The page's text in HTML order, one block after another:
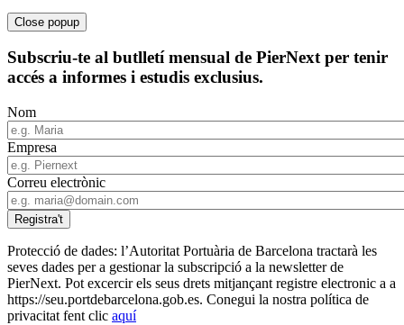
Close popup
Subscriu-te al butlletí mensual de PierNext per tenir
accés a informes i estudis exclusius.
Nom
Empresa
Correu electrònic
Protecció de dades: l’Autoritat Portuària de Barcelona tractarà les
seves dades per a gestionar la subscripció a la newsletter de
PierNext. Pot excercir els seus drets mitjançant registre electronic a a
https://seu.portdebarcelona.gob.es. Conegui la nostra política de
privacitat fent clic aquí